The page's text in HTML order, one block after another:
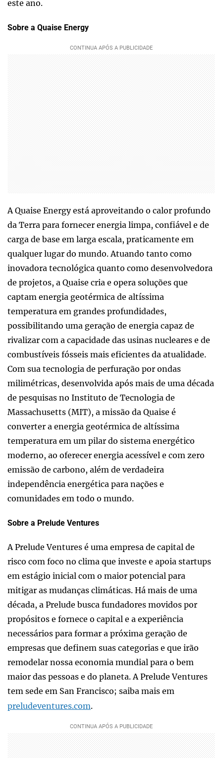
este ano.
Sobre a Quaise Energy
A Quaise Energy está aproveitando o calor profundo
da Terra para fornecer energia limpa, confiável e de
carga de base em larga escala, praticamente em
qualquer lugar do mundo. Atuando tanto como
inovadora tecnológica quanto como desenvolvedora
de projetos, a Quaise cria e opera soluções que
captam energia geotérmica de altíssima
temperatura em grandes profundidades,
possibilitando uma geração de energia capaz de
rivalizar com a capacidade das usinas nucleares e de
combustíveis fósseis mais eficientes da atualidade.
Com sua tecnologia de perfuração por ondas
milimétricas, desenvolvida após mais de uma década
de pesquisas no Instituto de Tecnologia de
Massachusetts (MIT), a missão da Quaise é
converter a energia geotérmica de altíssima
temperatura em um pilar do sistema energético
moderno, ao oferecer energia acessível e com zero
emissão de carbono, além de verdadeira
independência energética para nações e
comunidades em todo o mundo.
Sobre a Prelude Ventures
A Prelude Ventures é uma empresa de capital de
risco com foco no clima que investe e apoia startups
em estágio inicial com o maior potencial para
mitigar as mudanças climáticas. Há mais de uma
década, a Prelude busca fundadores movidos por
propósitos e fornece o capital e a experiência
necessários para formar a próxima geração de
empresas que definem suas categorias e que irão
remodelar nossa economia mundial para o bem
maior das pessoas e do planeta. A Prelude Ventures
tem sede em San Francisco; saiba mais em
preludeventures.com.